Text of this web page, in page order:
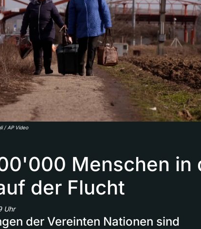
/ AP Video
Menschen in
der Flucht
Uhr
der Vereinten Nationen sind